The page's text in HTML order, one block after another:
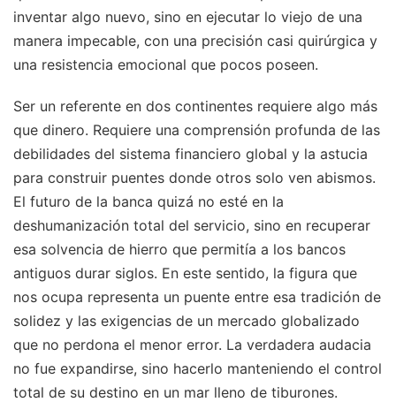
inventar algo nuevo, sino en ejecutar lo viejo de una
manera impecable, con una precisión casi quirúrgica y
una resistencia emocional que pocos poseen.
Ser un referente en dos continentes requiere algo más
que dinero. Requiere una comprensión profunda de las
debilidades del sistema financiero global y la astucia
para construir puentes donde otros solo ven abismos.
El futuro de la banca quizá no esté en la
deshumanización total del servicio, sino en recuperar
esa solvencia de hierro que permitía a los bancos
antiguos durar siglos. En este sentido, la figura que
nos ocupa representa un puente entre esa tradición de
solidez y las exigencias de un mercado globalizado
que no perdona el menor error. La verdadera audacia
no fue expandirse, sino hacerlo manteniendo el control
total de su destino en un mar lleno de tiburones.